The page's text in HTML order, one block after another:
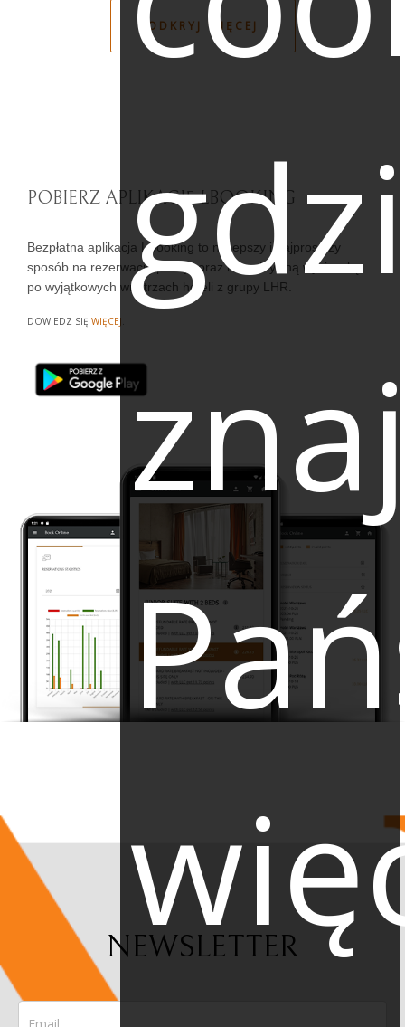
ODKRYJ WIĘCEJ
POBIERZ APLIKACJĘ LBOOKING
Bezpłatna aplikacja LBooking to najlepszy i najprostszy
sposób na rezerwację pokoju oraz interaktywną wycieczkę
po wyjątkowych wnętrzach hoteli z grupy LHR.
DOWIEDZ SIĘ WIĘCEJ
NEWSLETTER